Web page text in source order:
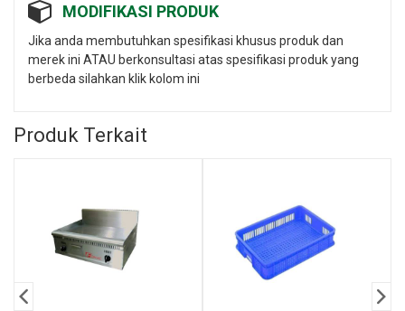
MODIFIKASI PRODUK
Jika anda membutuhkan spesifikasi khusus produk dan
merek ini ATAU berkonsultasi atas spesifikasi produk yang
berbeda silahkan klik kolom ini
Produk Terkait